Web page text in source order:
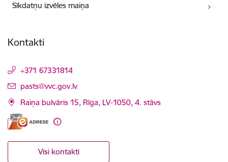
Sīkdatņu izvēles maiņa
Kontakti
+371 67331814
E-pasts:
pasts@vvc.gov.lv
Raiņa bulvāris 15, Rīga, LV-1050, 4. stāvs
Visi kontakti